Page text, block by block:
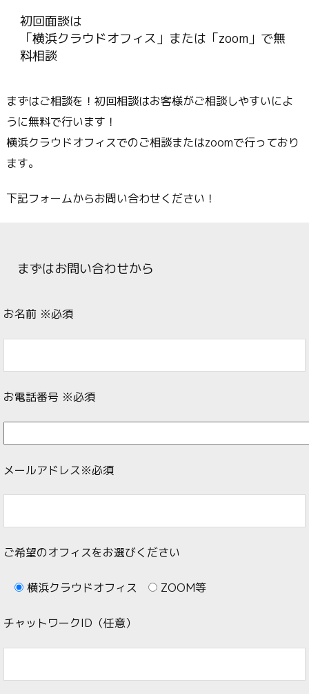
初回面談は
「横浜クラウドオフィス」または「zoom」で無
料相談
まずはご相談を！初回相談はお客様がご相談しやすいによ
うに無料で行います！
横浜クラウドオフィスでのご相談またはzoomで行っており
ます。
下記フォームからお問い合わせください！
まずはお問い合わせから
お名前 ※必須
お電話番号 ※必須
メールアドレス※必須
ご希望のオフィスをお選びください
横浜クラウドオフィス ZOOM等
チャットワークID（任意）